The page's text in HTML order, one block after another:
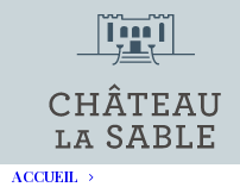
ACCUEIL